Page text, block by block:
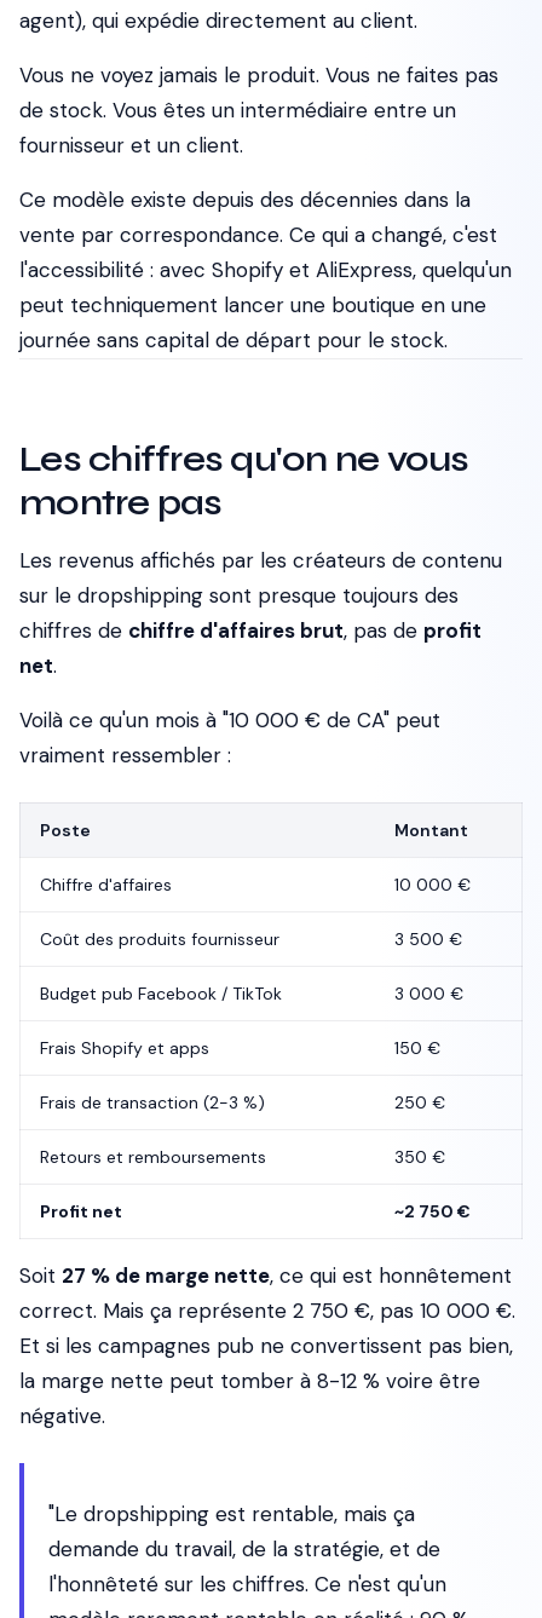
agent), qui expédie directement au client.
Vous ne voyez jamais le produit. Vous ne faites pas
de stock. Vous êtes un intermédiaire entre un
fournisseur et un client.
Ce modèle existe depuis des décennies dans la
vente par correspondance. Ce qui a changé, c'est
l'accessibilité : avec Shopify et AliExpress, quelqu'un
peut techniquement lancer une boutique en une
journée sans capital de départ pour le stock.
Les chiffres qu'on ne vous
montre pas
Les revenus affichés par les créateurs de contenu
sur le dropshipping sont presque toujours des
chiffres de chiffre d'affaires brut, pas de profit
net.
Voilà ce qu'un mois à "10 000 € de CA" peut
vraiment ressembler :
Poste Montant
Chiffre d'affaires 10 000 €
Coût des produits fournisseur 3 500 €
Budget pub Facebook / TikTok 3 000 €
Frais Shopify et apps 150 €
Frais de transaction (2-3 %) 250 €
Retours et remboursements 350 €
Profit net ~2 750 €
Soit 27 % de marge nette, ce qui est honnêtement
correct. Mais ça représente 2 750 €, pas 10 000 €.
Et si les campagnes pub ne convertissent pas bien,
la marge nette peut tomber à 8-12 % voire être
négative.
"Le dropshipping est rentable, mais ça
demande du travail, de la stratégie, et de
l'honnêteté sur les chiffres. Ce n'est qu'un